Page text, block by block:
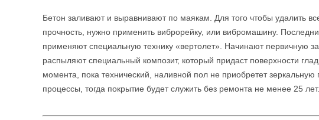
Бетон заливают и выравнивают по маякам. Для того чтобы удалить
прочность, нужно применить виброрейку, или вибромашину.
применяют специальную технику «вертолет». Начинают первичную
распыляют специальный композит, который придаст поверхности
момента, пока технический, наливной пол не приобретет
процессы, тогда покрытие будет служить без ремонта не менее 25 лет.